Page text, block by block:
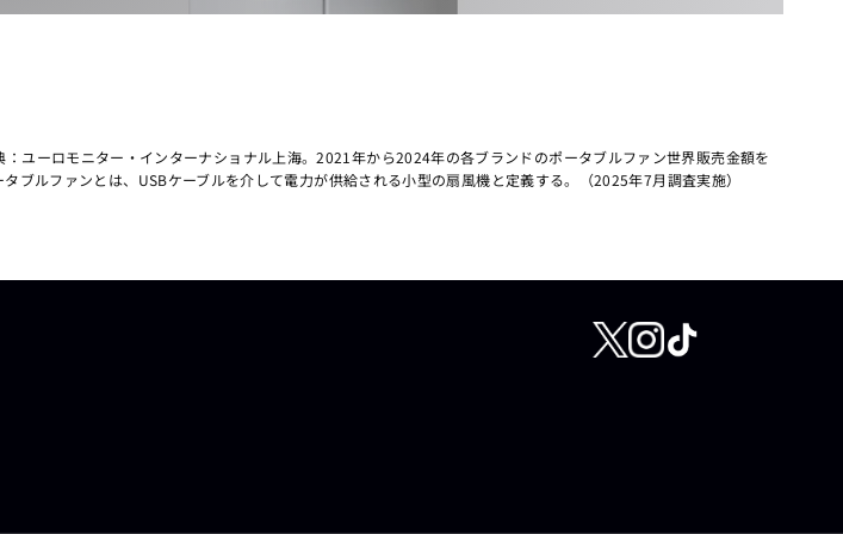
ーロモニター・インターナショナル上海。2021年から2024年の各ブランドのポータブルファン世界販売金額を
ルファンとは、USBケーブルを介して電力が供給される小型の扇風機と定義する。（2025年7月調査実施）